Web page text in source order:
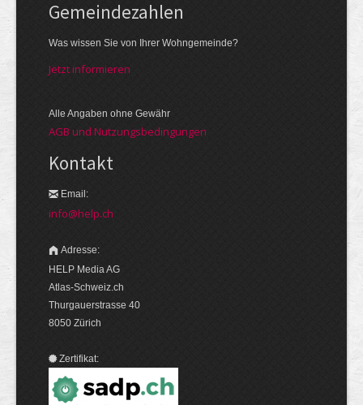
Gemeinde­zahlen
Was wissen Sie von Ihrer Wohngemeinde?
Jetzt informieren
Alle Angaben ohne Gewähr
AGB und Nutzungsbedingungen
Kontakt
Email:
info@help.ch
Adresse:
HELP Media AG
Atlas-Schweiz.ch
Thurgauerstrasse 40
8050 Zürich
Zertifikat: